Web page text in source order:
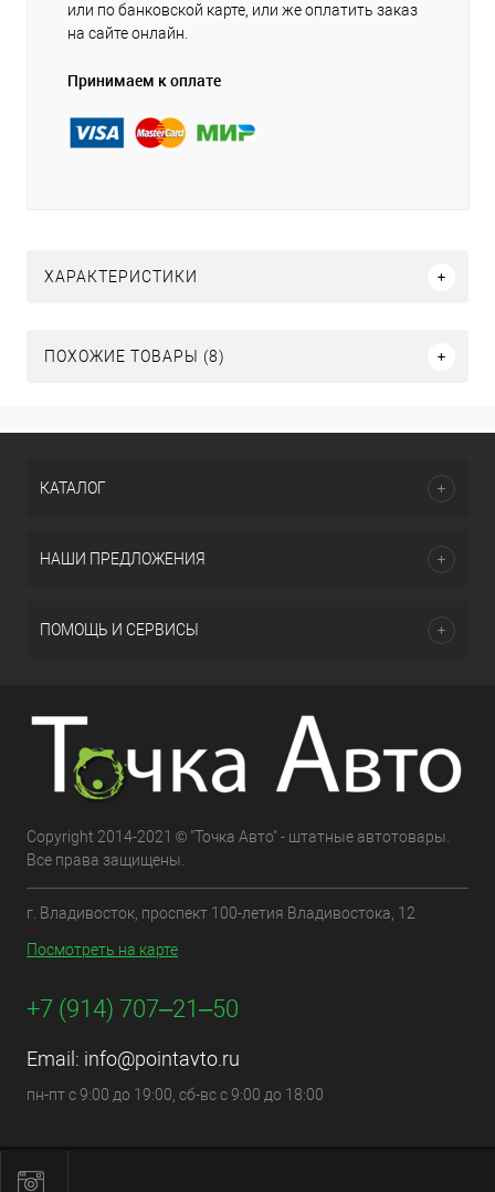
или по банковской карте, или же оплатить заказ
на сайте онлайн.
Принимаем к оплате
ХАРАКТЕРИСТИКИ
ПОХОЖИЕ ТОВАРЫ (8)
КАТАЛОГ
НАШИ ПРЕДЛОЖЕНИЯ
ПОМОЩЬ И СЕРВИСЫ
Copyright 2014-2021 © "Точка Авто" - штатные автотовары.
Все права защищены.
г. Владивосток, проспект 100-летия Владивостока, 12
Посмотреть на карте
+7 (914) 707‒21‒50
Email: info@pointavto.ru
пн-пт с 9:00 до 19:00, сб-вс с 9:00 до 18:00